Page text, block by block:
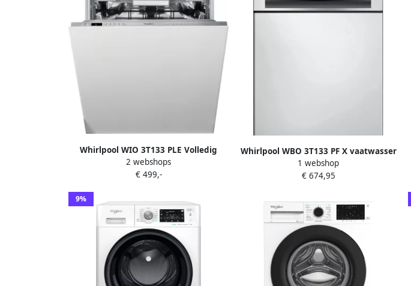
Whirlpool WIO 3T133 PLE Volledig
integreerbare inbouwvaatwasser
2 webshops
€ 499,-
Whirlpool WBO 3T133 PF X vaatwasser
Volledig ingebouwd 14 couverts D
1 webshop
€ 674,95
9%